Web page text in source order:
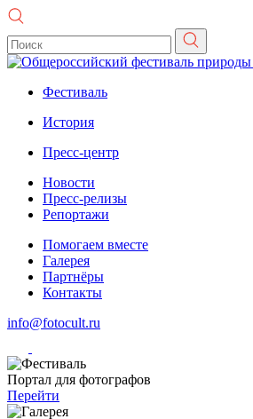
Фестиваль
История
Пресс-центр
Новости
Пресс-релизы
Репортажи
Помогаем вместе
Галерея
Партнёры
Контакты
info@fotocult.ru
Портал для фотографов
Перейти